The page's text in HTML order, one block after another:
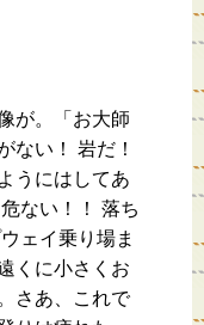
が。「お大師
ない！ 岩だ！
うにはしてあ
ない！！ 落ち
ェイ乗り場ま
くに小さくお
さあ、これで